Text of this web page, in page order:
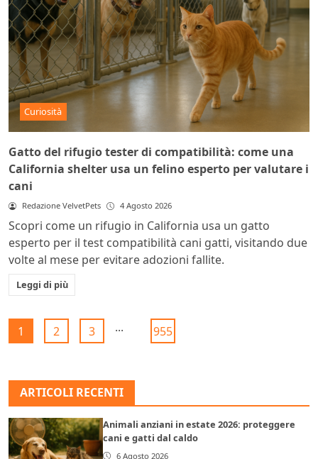
Curiosità
Gatto del rifugio tester di compatibilità: come una
California shelter usa un felino esperto per valutare i
cani
Redazione VelvetPets 4 Agosto 2026
Scopri come un rifugio in California usa un gatto
esperto per il test compatibilità cani gatti, visitando due
volte al mese per evitare adozioni fallite.
Leggi di più
1 2 3 ... 955
ARTICOLI RECENTI
Animali anziani in estate 2026: proteggere
cani e gatti dal caldo
6 Agosto 2026